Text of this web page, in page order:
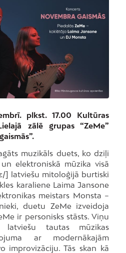
plkst. 17.00 Kultūras
zālē grupas “ZeMe”
muzikāls duets, ko dziļi
elektroniskā mūzika visā
] latviešu mitoloģijā burtiski
karaliene Laima Jansone
meistars Monsta –
duetu ZeMe izveidoja
ir personisks stāsts. Viņu
tautas mūzikas
ar modernākajām
improvizāciju. Tās skan kā